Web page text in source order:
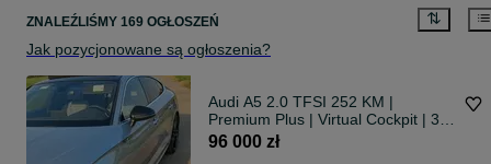
ZNALEŹLIŚMY 169 OGŁOSZEŃ
Jak pozycjonowane są ogłoszenia?
Audi A5 2.0 TFSI 252 KM |
Premium Plus | Virtual Cockpit | 34
tys. km
96 000 zł